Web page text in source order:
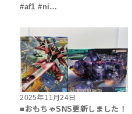
#af1 #ni…
2025年11月24日
■おもちゃSNS更新しました！